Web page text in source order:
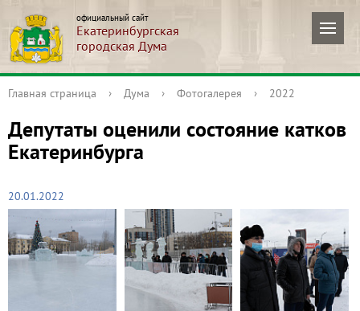
официальный сайт
Екатеринбургская
городская Дума
Главная страница › Дума › Фотогалерея › 2022
Депутаты оценили состояние катков
Екатеринбурга
20.01.2022